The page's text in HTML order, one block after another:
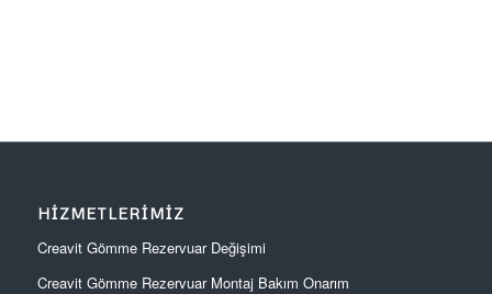
HIZMETLERIMIZ
Creavit Gömme Rezervuar Değişimi
Creavit Gömme Rezervuar Montaj Bakım Onarım